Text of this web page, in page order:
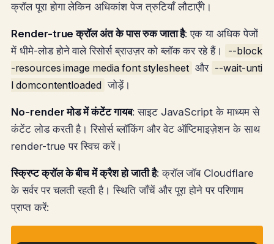
क्रॉल पूरा होगा लेकिन अधिकांश पेज त्रुटियाँ लौटाएँगे।
Render-true क्रॉल अंत के पास रुक जाता है: एक या अधिक पेजों
में धीमे-लोड होने वाले रिसोर्स ब्राउज़र को ब्लॉक कर रहे हैं।
--block
-resources image media font stylesheet और --wait-unti
l domcontentloaded जोड़ें।
No-render मोड में कंटेंट गायब: साइट JavaScript के माध्यम से
कंटेंट लोड करती है। रिसोर्स ब्लॉकिंग और वेट ऑप्टिमाइज़ेशन के साथ
render-true पर स्विच करें।
स्क्रिप्ट क्रॉल के बीच में क्रैश हो जाती है: क्रॉल जॉब Cloudflare
के सर्वर पर चलती रहती है। स्थिति जाँचें और पूरा होने पर परिणाम
प्राप्त करें: